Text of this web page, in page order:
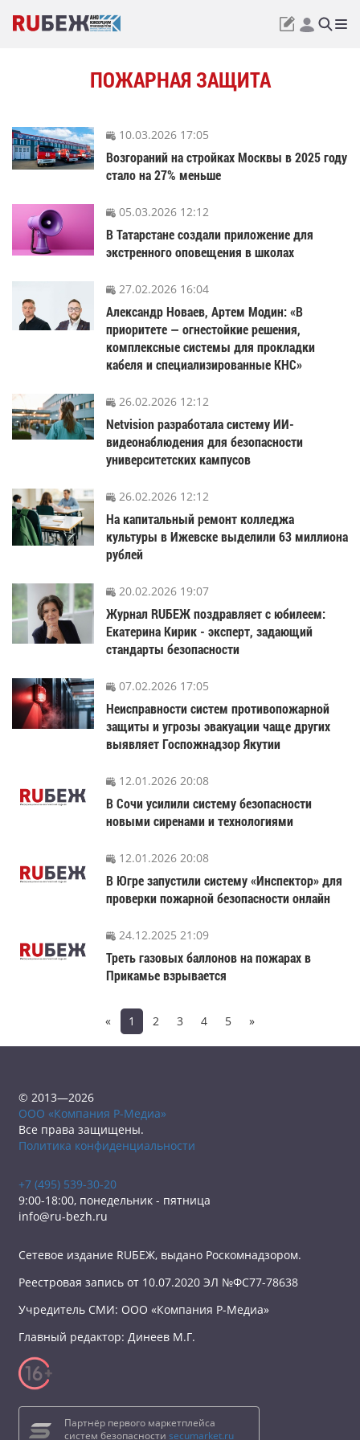
ПОЖАРНАЯ ЗАЩИТА
10.03.2026 17:05
Возгораний на стройках Москвы в 2025 году
стало на 27% меньше
05.03.2026 12:12
В Татарстане создали приложение для
экстренного оповещения в школах
27.02.2026 16:04
Александр Новаев, Артем Модин: «В
приоритете — огнестойкие решения,
комплексные системы для прокладки
кабеля и специализированные КНС»
26.02.2026 12:12
Netvision разработала систему ИИ-
видеонаблюдения для безопасности
университетских кампусов
26.02.2026 12:12
На капитальный ремонт колледжа
культуры в Ижевске выделили 63 миллиона
рублей
20.02.2026 19:07
Журнал RUБЕЖ поздравляет с юбилеем:
Екатерина Кирик - эксперт, задающий
стандарты безопасности
07.02.2026 17:05
Неисправности систем противопожарной
защиты и угрозы эвакуации чаще других
выявляет Госпожнадзор Якутии
12.01.2026 20:08
В Сочи усилили систему безопасности
новыми сиренами и технологиями
12.01.2026 20:08
В Югре запустили систему «Инспектор» для
проверки пожарной безопасности онлайн
24.12.2025 21:09
Треть газовых баллонов на пожарах в
Прикамье взрывается
« 1 2 3 4 5 »
© 2013—2026
ООО «Компания Р-Медиа»
Все права защищены.
Политика конфиденциальности
+7 (495) 539-30-20
9:00-18:00, понедельник - пятница
info@ru-bezh.ru
Сетевое издание RUБЕЖ, выдано Роскомнадзором.
Реестровая запись от 10.07.2020 ЭЛ №ФС77-78638
Учредитель СМИ: ООО «Компания Р-Медиа»
Главный редактор: Динеев М.Г.
Партнёр первого маркетплейса
систем безопасности secumarket.ru